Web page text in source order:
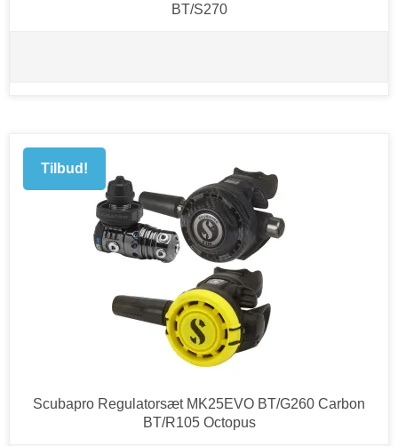
BT/S270
Tilbud!
Scubapro Regulatorsæt MK25EVO BT/G260 Carbon
BT/R105 Octopus